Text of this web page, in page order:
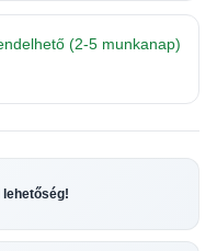
(2-5 munkanap)
lehetőség!